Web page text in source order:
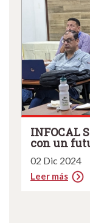
INFOCAL
con un
02 Dic 2024
Leer más